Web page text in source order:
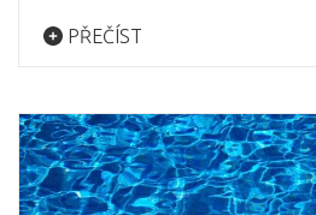
PŘEČÍST